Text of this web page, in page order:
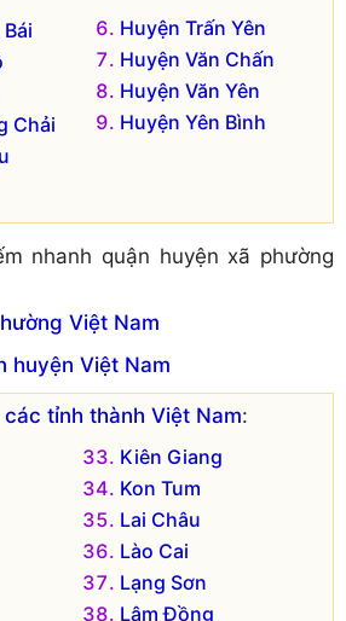
Chải
Huyện Trấn Yên
Huyện Văn Chấn
Huyện Văn Yên
Huyện Yên Bình
nhanh quận huyện xã phường
Việt Nam
huyện Việt Nam
tỉnh thành Việt Nam:
Kiên Giang
Kon Tum
Lai Châu
Lào Cai
Lạng Sơn
Lâm Đồng